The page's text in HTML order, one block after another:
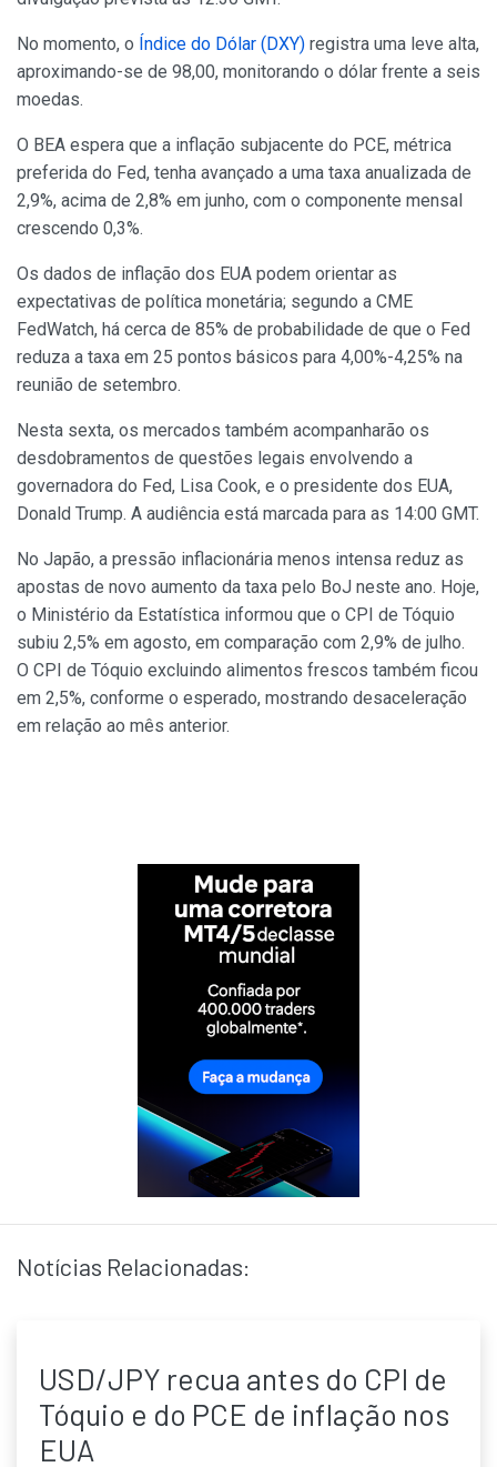
No momento, o Índice do Dólar (DXY) registra uma leve alta,
aproximando-se de 98,00, monitorando o dólar frente a seis
moedas.
O BEA espera que a inflação subjacente do PCE, métrica
preferida do Fed, tenha avançado a uma taxa anualizada de
2,9%, acima de 2,8% em junho, com o componente mensal
crescendo 0,3%.
Os dados de inflação dos EUA podem orientar as
expectativas de política monetária; segundo a CME
FedWatch, há cerca de 85% de probabilidade de que o Fed
reduza a taxa em 25 pontos básicos para 4,00%-4,25% na
reunião de setembro.
Nesta sexta, os mercados também acompanharão os
desdobramentos de questões legais envolvendo a
governadora do Fed, Lisa Cook, e o presidente dos EUA,
Donald Trump. A audiência está marcada para as 14:00 GMT.
No Japão, a pressão inflacionária menos intensa reduz as
apostas de novo aumento da taxa pelo BoJ neste ano. Hoje,
o Ministério da Estatística informou que o CPI de Tóquio
subiu 2,5% em agosto, em comparação com 2,9% de julho.
O CPI de Tóquio excluindo alimentos frescos também ficou
em 2,5%, conforme o esperado, mostrando desaceleração
em relação ao mês anterior.
Notícias Relacionadas:
USD/JPY recua antes do CPI de
Tóquio e do PCE de inflação nos
EUA